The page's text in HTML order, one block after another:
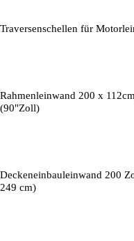
Traversenschellen für
Rahmenleinwand 200 x
(90"Zoll)
Deckeneinbauleinwand 200
249 cm)